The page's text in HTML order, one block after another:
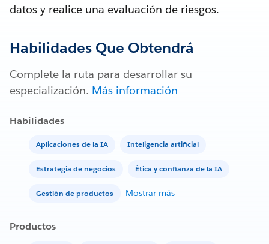
datos y realice una evaluación de riesgos.
Habilidades Que Obtendrá
Complete la ruta para desarrollar su
especialización. Más información
Habilidades
Aplicaciones de la IA Inteligencia artificial
Estrategia de negocios Ética y confianza de la IA
Gestión de productos Mostrar más
Productos